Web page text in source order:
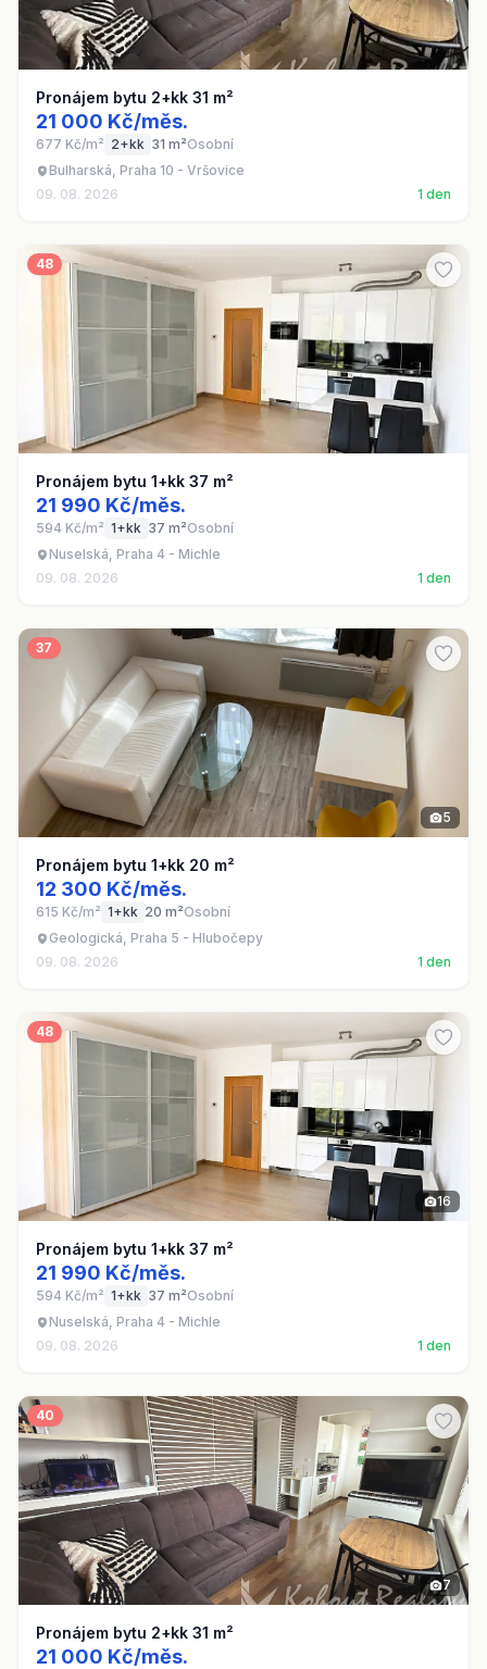
Pronájem bytu 2+kk 31 m²
21 000 Kč/měs.
677 Kč/m² 2+kk 31 m²Osobní
Bulharská, Praha 10 - Vršovice
09. 08. 2026
1 den
48
Pronájem bytu 1+kk 37 m²
21 990 Kč/měs.
594 Kč/m² 1+kk 37 m²Osobní
Nuselská, Praha 4 - Michle
09. 08. 2026
1 den
37
5
Pronájem bytu 1+kk 20 m²
12 300 Kč/měs.
615 Kč/m² 1+kk 20 m²Osobní
Geologická, Praha 5 - Hlubočepy
09. 08. 2026
1 den
48
16
Pronájem bytu 1+kk 37 m²
21 990 Kč/měs.
594 Kč/m² 1+kk 37 m²Osobní
Nuselská, Praha 4 - Michle
09. 08. 2026
1 den
40
7
Pronájem bytu 2+kk 31 m²
21 000 Kč/měs.